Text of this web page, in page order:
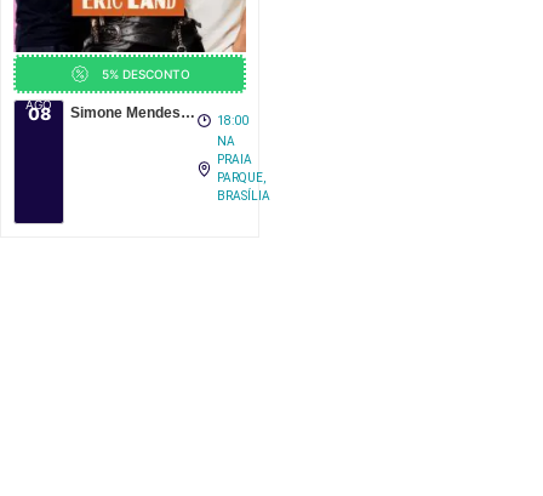
5% DESCONTO
08
AGO Simone Mendes, Filho do Piseiro e Eric Land no Na Praia Festival 2026
18:00
NA
PRAIA
PARQUE,
BRASÍLIA